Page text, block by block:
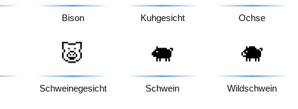
Bison Kuhgesicht Ochse
🐷
Schweinegesicht
🐖
Schwein
🐗
Wildschwein